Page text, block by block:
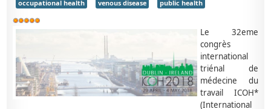
occupational health
venous disease public health
Vote
utilisateur:
Le 32eme
congrès
international
triénal de
médecine du
travail ICOH*
(International